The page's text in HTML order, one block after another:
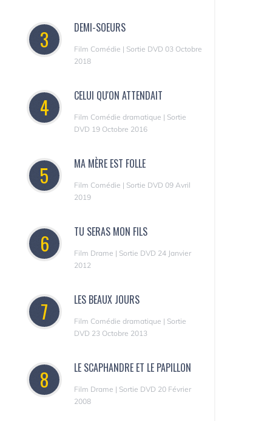
3 DEMI-SOEURS
Film Comédie | Sortie DVD 03 Octobre
2018
4 CELUI QU'ON ATTENDAIT
Film Comédie dramatique | Sortie
DVD 19 Octobre 2016
5 MA MÈRE EST FOLLE
Film Comédie | Sortie DVD 09 Avril
2019
6 TU SERAS MON FILS
Film Drame | Sortie DVD 24 Janvier
2012
7 LES BEAUX JOURS
Film Comédie dramatique | Sortie
DVD 23 Octobre 2013
8 LE SCAPHANDRE ET LE PAPILLON
Film Drame | Sortie DVD 20 Février
2008